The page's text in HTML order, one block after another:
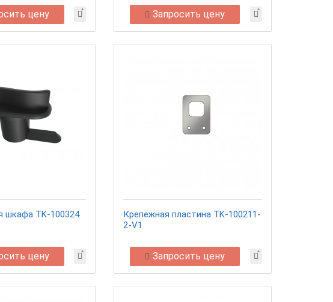
цену Запросить цену
шкафа TK-100324
цену
Крепежная пластина TK-100211-
2-V1
Запросить цену